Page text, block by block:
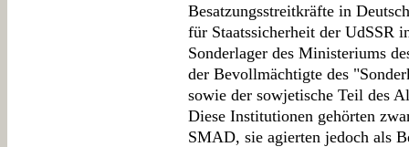
Besatzungsstreitkräfte in
für Staatssicherheit der UdSSR
Sonderlager des Ministeriums
der Bevollmächtigte des
sowie der sowjetische Teil des
Diese Institutionen gehörten
SMAD, sie agierten jedoch als